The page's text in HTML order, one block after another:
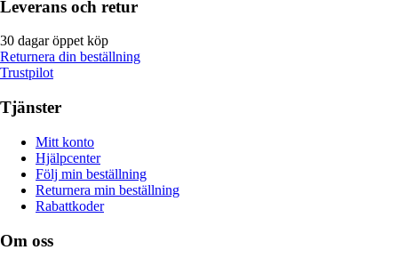
Leverans och retur
30 dagar öppet köp
Returnera din beställning
Trustpilot
Tjänster
Mitt konto
Hjälpcenter
Följ min beställning
Returnera min beställning
Rabattkoder
Om oss